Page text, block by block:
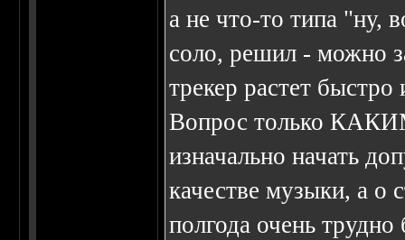
а не что-то типа "ну,
соло, решил - можно
трекер растет
Вопрос только
изначально начать
качестве музыки, а о
полгода очень трудно